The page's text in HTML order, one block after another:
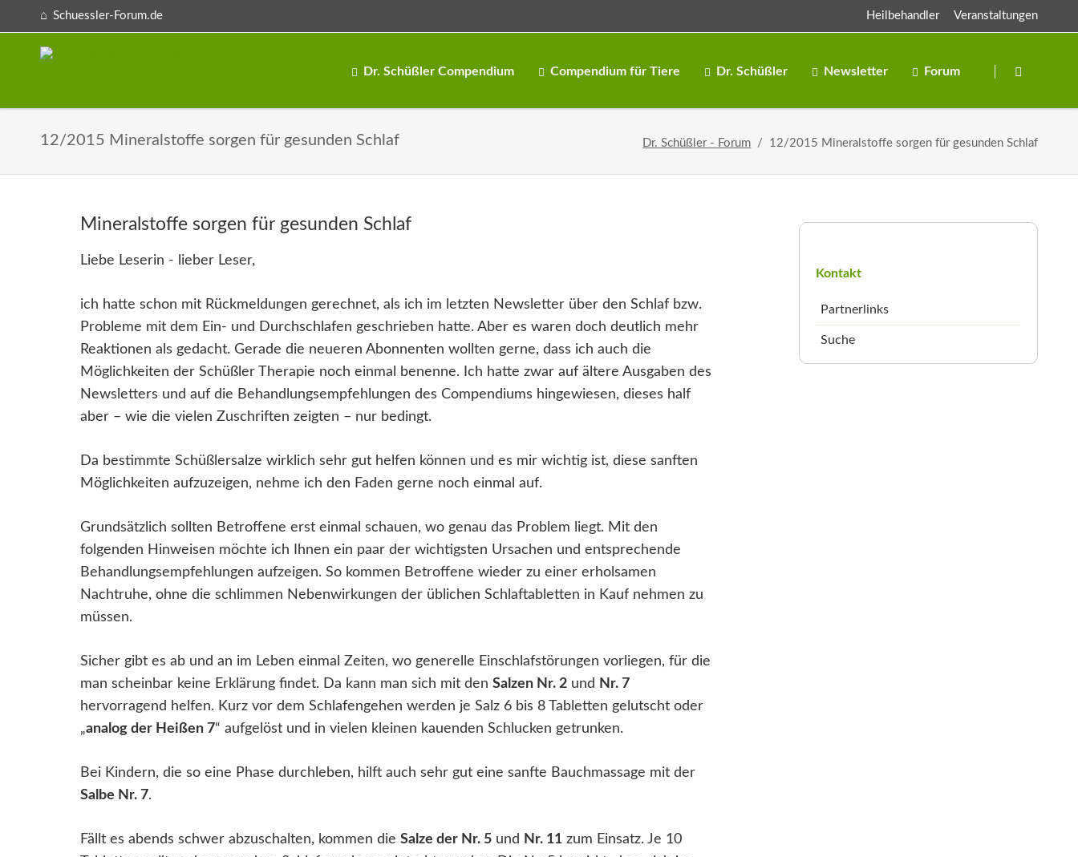
Schuessler-Forum.de Heilbehandler Veranstaltungen
überspringen
Dr. Schüßler Compendium Compendium für Tiere Dr. Schüßler
Salben
Newsletter Forum
12/2015 Mineralstoffe sorgen für gesunden Schlaf Dr. Schüßler - Forum 12/2015 Mineralstoffe sorgen für gesunden Schlaf
Mineralstoffe sorgen für gesunden Schlaf
Liebe Leserin - lieber Leser,
ich hatte schon mit Rückmeldungen gerechnet, als ich im letzten Newsletter über den Schlaf bzw.
Probleme mit dem Ein- und Durchschlafen geschrieben hatte. Aber es waren doch deutlich mehr
Reaktionen als gedacht. Gerade die neueren Abonnenten wollten gerne, dass ich auch die
Möglichkeiten der Schüßler Therapie noch einmal benenne. Ich hatte zwar auf ältere Ausgaben des
Newsletters und auf die Behandlungsempfehlungen des Compendiums hingewiesen, dieses half
aber – wie die vielen Zuschriften zeigten – nur bedingt.
Da bestimmte Schüßlersalze wirklich sehr gut helfen können und es mir wichtig ist, diese sanften
Möglichkeiten aufzuzeigen, nehme ich den Faden gerne noch einmal auf.
Grundsätzlich sollten Betroffene erst einmal schauen, wo genau das Problem liegt. Mit den
folgenden Hinweisen möchte ich Ihnen ein paar der wichtigsten Ursachen und entsprechende
Behandlungsempfehlungen aufzeigen. So kommen Betroffene wieder zu einer erholsamen
Nachtruhe, ohne die schlimmen Nebenwirkungen der üblichen Schlaftabletten in Kauf nehmen zu
müssen.
Sicher gibt es ab und an im Leben einmal Zeiten, wo generelle Einschlafstörungen vorliegen, für die
man scheinbar keine Erklärung findet. Da kann man sich mit den Salzen Nr. 2und Nr. 7
hervorragend helfen. Kurz vor dem Schlafengehen werden je Salz 6 bis 8 Tabletten gelutscht oder
„analog der Heißen 7“ aufgelöst und in vielen kleinen kauenden Schlucken getrunken.
Bei Kindern, die so eine Phase durchleben, hilft auch sehr gut eine sanfte Bauchmassage mit der
Salbe Nr. 7.
Fällt es abends schwer abzuschalten, kommen die Salze der Nr. 5und Nr. 11zum Einsatz. Je 10
überspringen
Kontakt
Partnerlinks
Suche